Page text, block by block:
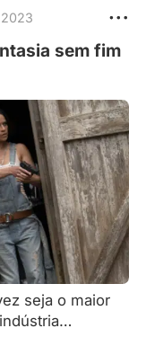
sem fim
seja o maior